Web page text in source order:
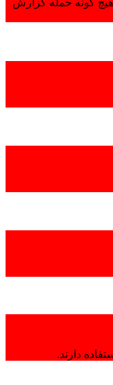
گونه حمله گزارش
دارند.